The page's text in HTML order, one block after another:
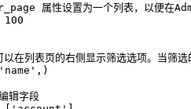
属性设置为一个列表，以便在
100
列表页的右侧显示筛选选项。当筛选
辑字段